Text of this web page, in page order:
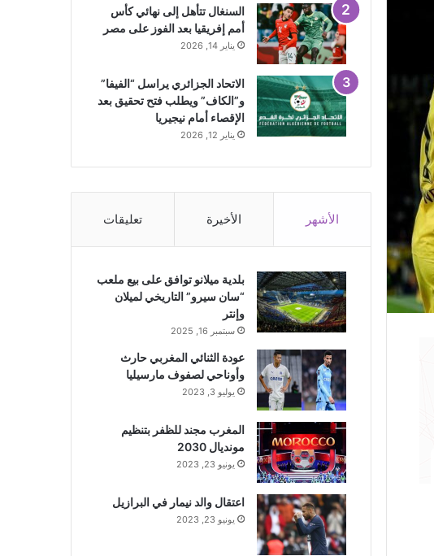
السنغال تتأهل إلى نهائي كأس
أمم إفريقيا بعد الفوز على مصر
يناير 14, 2026
الاتحاد الجزائري يراسل “الفيفا”
و”الكاف” ويطلب فتح تحقيق بعد
الإقصاء أمام نيجيريا
يناير 12, 2026
الأشهر الأخيرة تعليقات
بلدية ميلانو توافق على بيع ملعب
“سان سيرو” التاريخي لميلان
وإنتر
سبتمبر 16, 2025
عودة الثنائي المغربي حارث
وأوناحي لصفوف مارسيليا
يوليو 3, 2023
المغرب مجند للظفر بتنظيم
مونديال 2030
يونيو 23, 2023
اعتقال والد نيمار في البرازيل
يونيو 23, 2023